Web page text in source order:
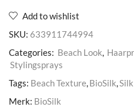
Add to wishlist
SKU: 633911744994
Categories: Beach Look,
Stylingsprays
Tags: Beach Texture,BioSilk,
Merk: BioSilk